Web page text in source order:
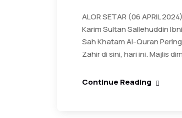
ALOR SETAR (06 APRIL
Karim Sultan Sallehuddin
Sah Khatam Al-Quran
Zahir di sini, hari ini. Majlis
Continue Reading